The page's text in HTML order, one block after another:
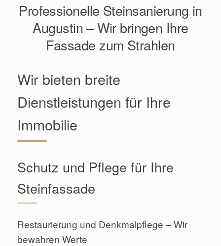
Professionelle Steinsanierung in
Augustin – Wir bringen Ihre
Fassade zum Strahlen
Wir bieten breite
Dienstleistungen für Ihre
Immobilie
Schutz und Pflege für Ihre
Steinfassade
Restaurierung und Denkmalpflege – Wir
bewahren Werte